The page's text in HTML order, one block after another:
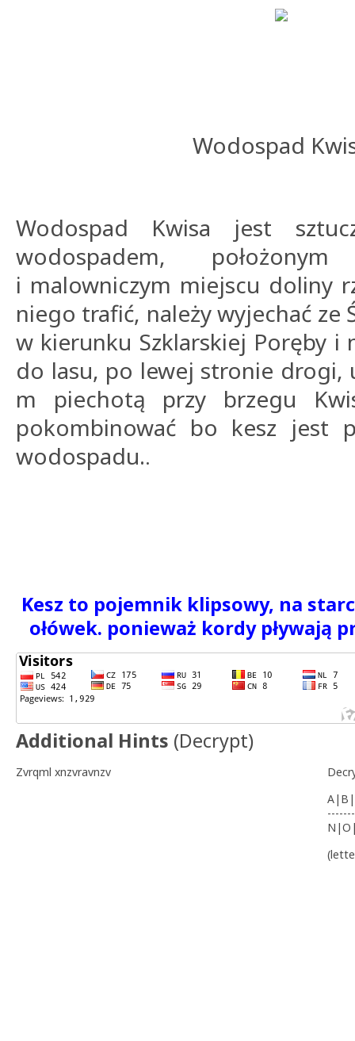
Wodospad
Wodospad Kwisa jest
wodospadem,
i malowniczym miejscu doliny
niego trafić, należy wyjechać ze
w kierunku Szklarskiej Poręby i
do lasu, po lewej stronie drogi,
m piechotą przy brzegu
pokombinować bo kesz jest
wodospadu..
Kesz to pojemnik klipsowy, na
ołówek. ponieważ kordy pływają
Additional Hints (Decrypt)
Zvrqml xnzvravnzv